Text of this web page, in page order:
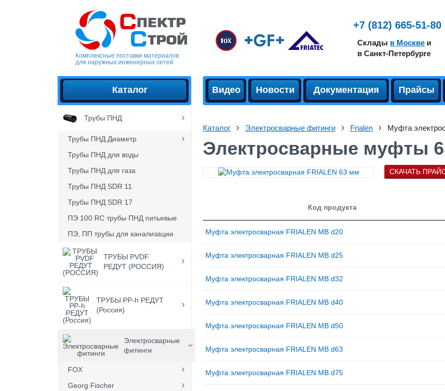
Комплексные поставки материалов
для наружных инженерных сетей
+7 (812) 665-51-80
Склады в Москве и
в Санкт-Петербурге
Каталог
Трубы ПНД
Трубы ПНД Диаметр
Трубы ПНД для воды
Трубы ПНД для газа
Трубы ПНД SDR 11
Трубы ПНД SDR 17
ПЭ 100 RC трубы ПНД питьевые
ПЭ, ПП трубы для канализации
ТРУБЫ PVDF
РЕДУТ (РОССИЯ)
ТРУБЫ PP-h РЕДУТ
(Россия)
Электросварные
фитинги
FOX
Georg Fischer
Видео Новости Документация Прайсы
Каталог Электросварные фитинги Frialen Муфта
Электросварные муфты
СКАЧАТЬ
Код продукта
Муфта электросварная FRIALEN MB d20
Муфта электросварная FRIALEN MB d25
Муфта электросварная FRIALEN MB d32
Муфта электросварная FRIALEN MB d40
Муфта электросварная FRIALEN MB d50
Муфта электросварная FRIALEN MB d63
Муфта электросварная FRIALEN MB d75